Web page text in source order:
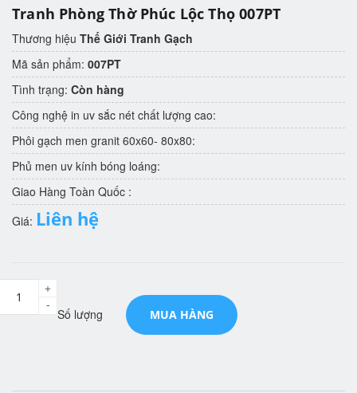
Tranh Phòng Thờ Phúc Lộc Thọ 007PT
Thương hiệu Thế Giới Tranh Gạch
Mã sản phẩm: 007PT
Tình trạng: Còn hàng
Công nghệ in uv sắc nét chất lượng cao:
Phôi gạch men granit 60x60- 80x80:
Phủ men uv kính bóng loáng:
Giao Hàng Toàn Quốc :
Giá: Liên hệ
Số lượng
-
+
MUA HÀNG